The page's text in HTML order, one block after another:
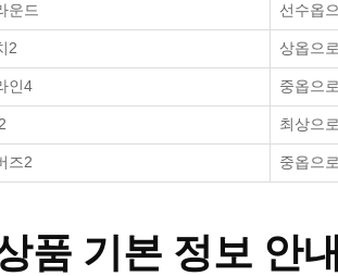
운드 선수옵
2 상옵으
인4 중옵으
최상으
즈2 중옵으
품 기본 정보 안